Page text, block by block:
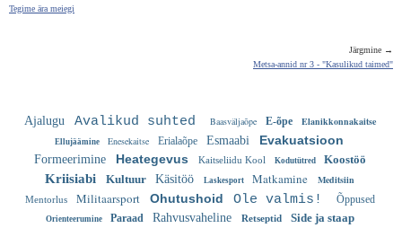
Tegime ära meiegi
Järgmine →
Metsa-annid nr 3 - "Kasulikud taimed"
Ajalugu Avalikud suhted Baasväljaõpe E-õpe Elanikkonnakaitse
Ellujäämine Enesekaitse Erialaõpe Esmaabi Evakuatsioon
Formeerimine Heategevus Kaitseliidu Kool Kodutütred Koostöö
Kriisiabi Kultuur Käsitöö Laskesport Matkamine Meditsiin
Mentorlus Militaarsport Ohutushoid Ole valmis! Õppused
Orienteerumine Paraad Rahvusvaheline Retseptid Side ja staap